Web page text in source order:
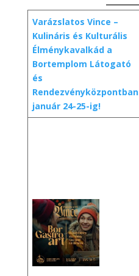
Varázslatos Vince –
Kulináris és Kulturális
Élménykavalkád a
Bortemplom Látogató
és
Rendezvényközpontban
január 24-25-ig!